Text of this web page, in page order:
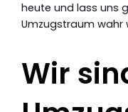
heute und lass uns
Umzugstraum wahr
Wir